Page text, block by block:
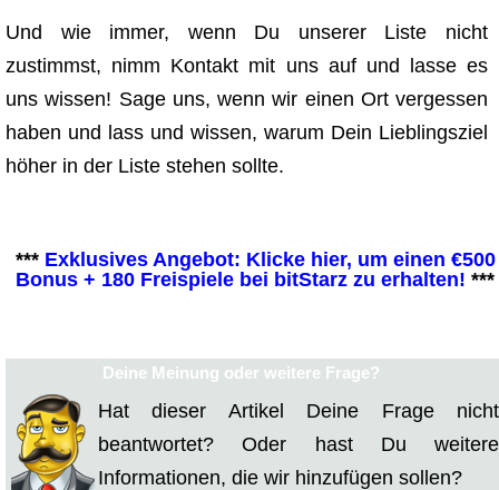
Und wie immer, wenn Du unserer Liste nicht
zustimmst, nimm Kontakt mit uns auf und lasse es
uns wissen! Sage uns, wenn wir einen Ort vergessen
haben und lass und wissen, warum Dein Lieblingsziel
höher in der Liste stehen sollte.
*** Exklusives Angebot: Klicke hier, um einen €500
Bonus + 180 Freispiele bei bitStarz zu erhalten! ***
Deine Meinung oder weitere Frage?
Hat dieser Artikel Deine Frage nicht
beantwortet? Oder hast Du weitere
Informationen, die wir hinzufügen sollen?